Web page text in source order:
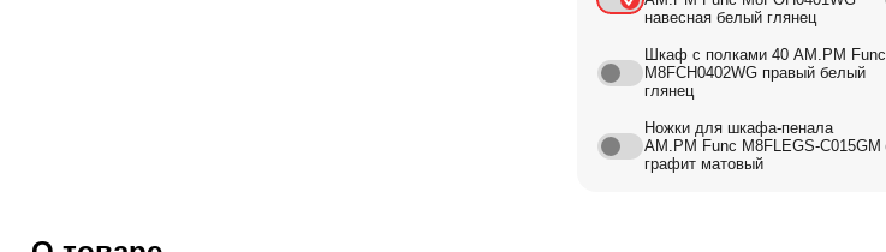
навесная белый глянец
Шкаф с полками 40 AM.PM Func
M8FCH0402WG правый белый
глянец
Ножки для шкафа-пенала
AM.PM Func M8FLEGS-C015GM
графит матовый